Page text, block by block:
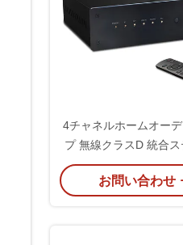
4チャネルホームオー
プ 無線クラスD 統合ス
ンプ受信機
お問い合わせ